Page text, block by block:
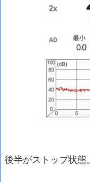
後半がストップ状態。